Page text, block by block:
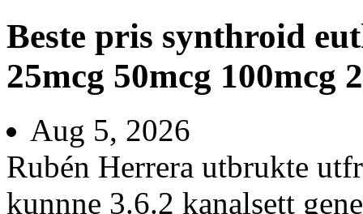
Beste pris synthroid
25mcg 50mcg 100mcg
Aug 5, 2026
Rubén Herrera utbrukte
kunnne 3.6.2 kanalsett